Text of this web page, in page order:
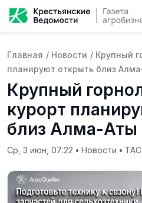
Главная / Новости / Крупный
планируют открыть близ
Крупный
курорт
близ Алма-Аты
Ср, 3 июн, 07:22 • Новости •